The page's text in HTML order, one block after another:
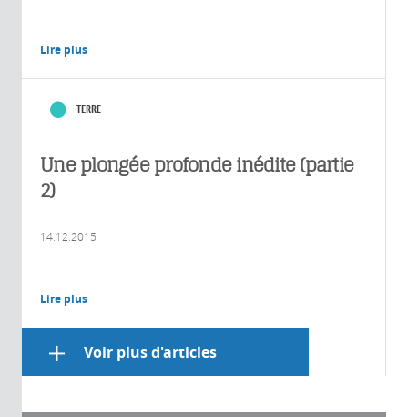
Lire plus
TERRE
Une plongée profonde inédite (partie
2)
14.12.2015
Lire plus
Voir plus d'articles